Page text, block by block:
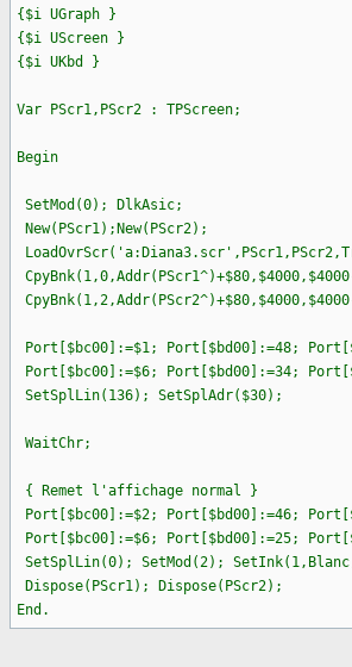
{$i UGraph }
{$i UScreen }
{$i UKbd }
Var PScr1,PScr2 : TPScreen;
Begin
SetMod(0); DlkAsic;
New(PScr1);New(PScr2);
Port[$bc00]:=$1; Port[$bd00]:=48;
Port[$bc00]:=$6; Port[$bd00]:=34;
SetSplLin(136); SetSplAdr($30);
WaitChr;
{ Remet l'affichage normal }
Port[$bc00]:=$2; Port[$bd00]:=46;
Port[$bc00]:=$6; Port[$bd00]:=25;
SetSplLin(0); SetMod(2);
Dispose(PScr1); Dispose(PScr2);
End.